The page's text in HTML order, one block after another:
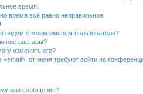
время!
время всё равно неправильное!
рядом с моим именем пользователя?
аватары?
изменить его?
«email», от меня требуют войти на
или сообщение?